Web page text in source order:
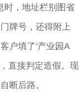
时，地址栏别图省
牌号，还得附上
户填了‘产业园A
直接判定造假。现
断后路。